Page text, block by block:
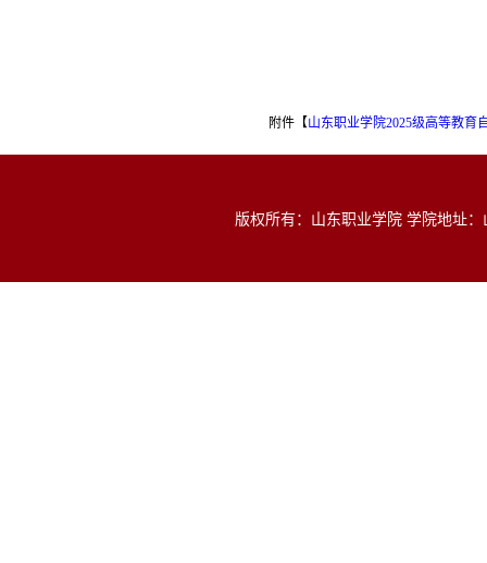
附件【山东职业学院2025级高等教育
版权所有：山东职业学院 学院地址：